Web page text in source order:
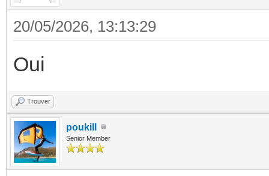
20/05/2026, 13:13:29
Oui
Trouver
poukill
Senior Member